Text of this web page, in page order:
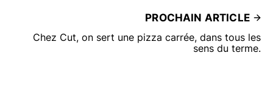
PROCHAIN ARTICLE
Chez Cut, on sert une pizza carrée, dans tous les
sens du terme.